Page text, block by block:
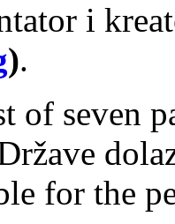
i
).
of seven
for the